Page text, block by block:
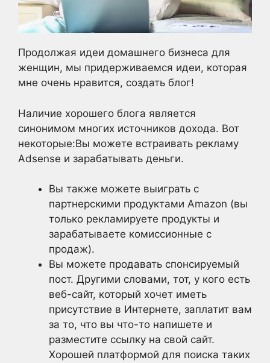
Продолжая идеи домашнего бизнеса для
женщин, мы придерживаемся идеи, которая
мне очень нравится, создать блог!
Наличие хорошего блога является
синонимом многих источников дохода. Вот
некоторые:Вы можете встраивать рекламу
Adsense и зарабатывать деньги.
Вы также можете выиграть с
партнерскими продуктами Amazon (вы
только рекламируете продукты и
зарабатываете комиссионные с
продаж).
Вы можете продавать спонсируемый
пост. Другими словами, тот, у кого есть
веб-сайт, который хочет иметь
присутствие в Интернете, заплатит вам
за то, что вы что-то напишете и
разместите ссылку на свой сайт.
Хорошей платформой для поиска таких